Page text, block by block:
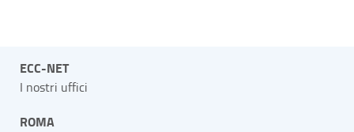
ECC-NET
I nostri uffici
ROMA